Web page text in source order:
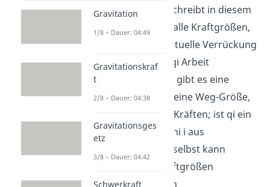
gesetzt. Phi i beschreibt in diesem
Zusammenhang alle Kraftgrößen,
die durch eine virtuelle Verrückung
des Parameters qi Arbeit
verrichten. Dabei gibt es eine
Faustregel: ist qi eine Weg-Größe,
besteht Phi i aus Kräften; ist qi ein
Winkel besteht Phi i aus
Momenten. Phi i selbst kann
nochmal in 3 Kraftgrößen
aufgeteilt werden
Gravitation
1/8 – Dauer: 04:49
Gravitationskraf
t
2/8 – Dauer: 04:38
Gravitationsges
etz
3/8 – Dauer: 04:42
Schwerkraft